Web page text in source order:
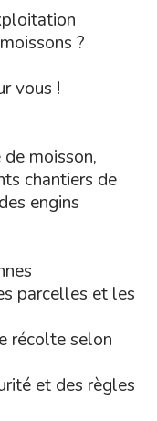
?
vous !
moisson,
chantiers de
engins
parcelles et les
récolte selon
et des règles